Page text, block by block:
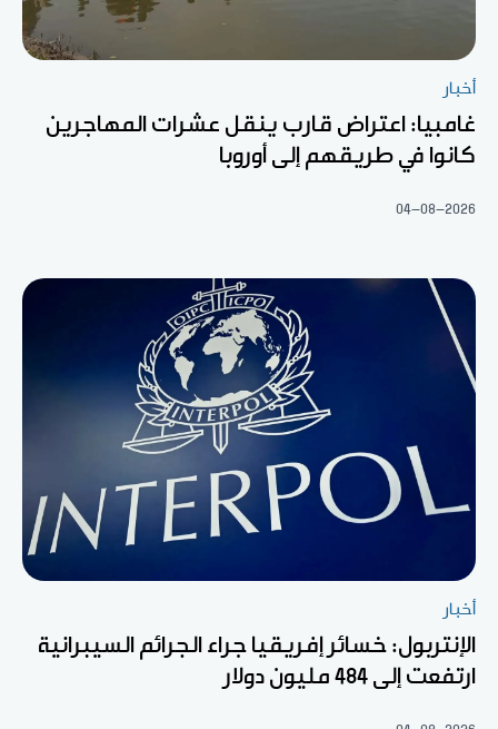
أخبار
غامبيا: اعتراض قارب ينقل عشرات المهاجرين
كانوا في طريقهم إلى أوروبا
04-08-2026
أخبار
الإنتربول: خسائر إفريقيا جراء الجرائم السيبرانية
ارتفعت إلى 484 مليون دولار